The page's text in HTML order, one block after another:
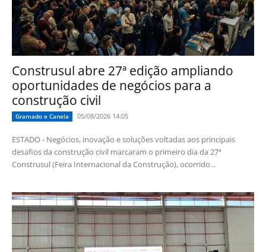
Construsul abre 27ª edição ampliando
oportunidades de negócios para a
construção civil
Gramado e Canela 05/08/2026 14:05
ESTADO - Negócios, inovação e soluções voltadas aos principais
desafios da construção civil marcaram o primeiro dia da 27ª
Construsul (Feira Internacional da Construção), ocorrido...